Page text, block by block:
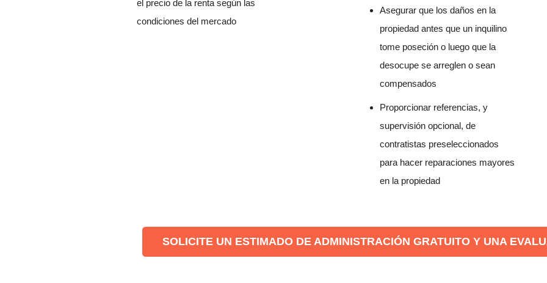
el precio de la renta según las
condiciones del mercado
Asegurar que los daños en la
propiedad antes que un inquilino
tome poseción o luego que la
desocupe se arreglen o sean
compensados
Proporcionar referencias, y
supervisión opcional, de
contratistas preseleccionados
para hacer reparaciones mayores
en la propiedad
SOLICITE UN ESTIMADO DE ADMINISTRACIÓN GRATUITO Y UNA